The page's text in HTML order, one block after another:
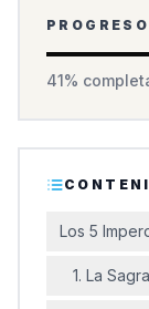
41%
Los 5
1. La